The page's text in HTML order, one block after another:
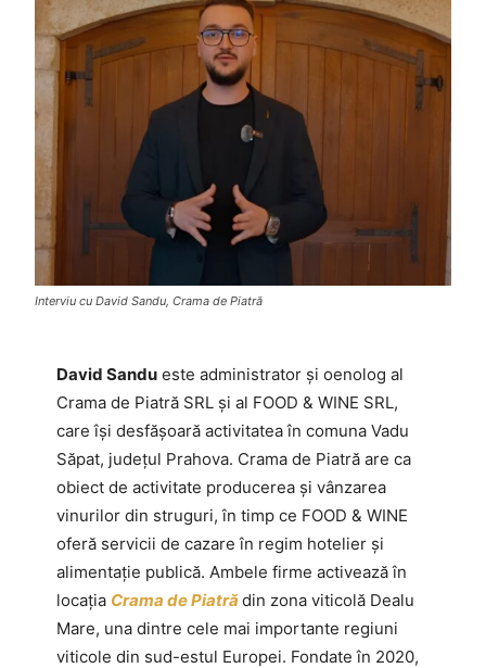
Interviu cu David Sandu, Crama de Piatră
David Sandu este administrator și oenolog al
Crama de Piatră SRL și al FOOD & WINE SRL,
care își desfășoară activitatea în comuna Vadu
Săpat, județul Prahova. Crama de Piatră are ca
obiect de activitate producerea și vânzarea
vinurilor din struguri, în timp ce FOOD & WINE
oferă servicii de cazare în regim hotelier și
alimentație publică. Ambele firme activează în
locația Crama de Piatră din zona viticolă Dealu
Mare, una dintre cele mai importante regiuni
viticole din sud-estul Europei. Fondate în 2020,